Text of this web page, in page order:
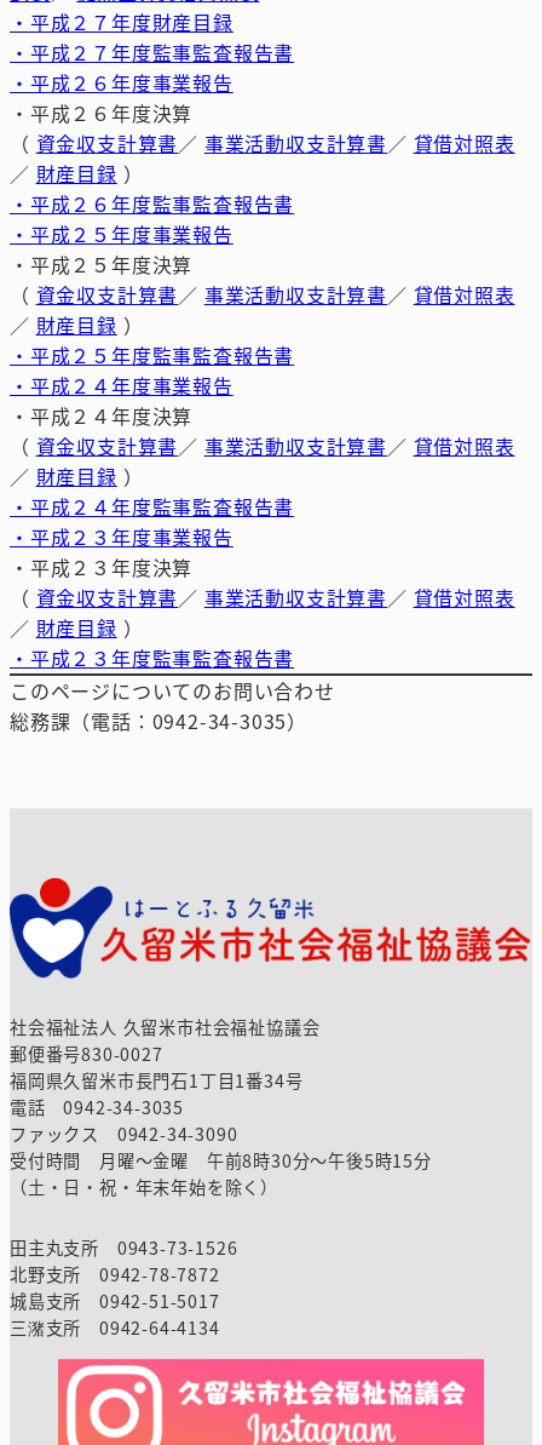
・平成２７年度財産目録
・平成２７年度監事監査報告書
・平成２６年度事業報告
・平成２６年度決算
（ 資金収支計算書／ 事業活動収支計算書／ 貸借対照表
／ 財産目録 ）
・平成２６年度監事監査報告書
・平成２５年度事業報告
・平成２５年度決算
（ 資金収支計算書／ 事業活動収支計算書／ 貸借対照表
／ 財産目録 ）
・平成２５年度監事監査報告書
・平成２４年度事業報告
・平成２４年度決算
（ 資金収支計算書／ 事業活動収支計算書／ 貸借対照表
／ 財産目録 ）
・平成２４年度監事監査報告書
・平成２３年度事業報告
・平成２３年度決算
（ 資金収支計算書／ 事業活動収支計算書／ 貸借対照表
／ 財産目録 ）
・平成２３年度監事監査報告書
このページについてのお問い合わせ
総務課（電話：0942-34-3035）
社会福祉法人 久留米市社会福祉協議会
郵便番号830-0027
福岡県久留米市長門石1丁目1番34号
電話 0942-34-3035
ファックス 0942-34-3090
受付時間 月曜～金曜 午前8時30分～午後5時15分
（土・日・祝・年末年始を除く）
田主丸支所 0943-73-1526
北野支所 0942-78-7872
城島支所 0942-51-5017
三潴支所 0942-64-4134